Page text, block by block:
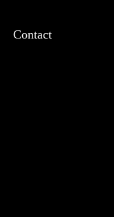
Contact